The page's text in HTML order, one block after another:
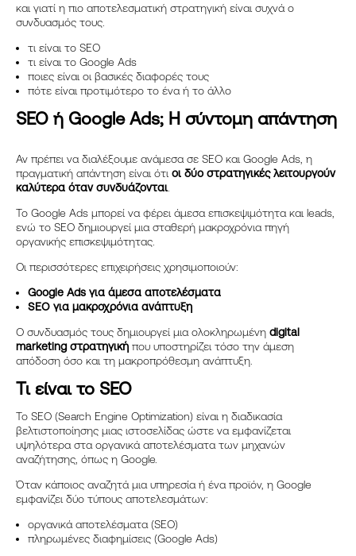
και γιατί η πιο αποτελεσματική στρατηγική είναι συχνά ο
συνδυασμός τους.
τι είναι το SEO
τι είναι το Google Ads
ποιες είναι οι βασικές διαφορές τους
πότε είναι προτιμότερο το ένα ή το άλλο
SEO ή Google Ads; Η σύντομη απάντηση
Αν πρέπει να διαλέξουμε ανάμεσα σε SEO και Google Ads, η
πραγματική απάντηση είναι ότι οι δύο στρατηγικές λειτουργούν
καλύτερα όταν συνδυάζονται
Το Google Ads μπορεί να φέρει άμεσα επισκεψιμότητα και leads,
ενώ το SEO δημιουργεί μια σταθερή μακροχρόνια πηγή
οργανικής επισκεψιμότητας.
Οι περισσότερες επιχειρήσεις χρησιμοποιούν:
Google Ads για άμεσα αποτελέσματα
SEO για μακροχρόνια ανάπτυξη
Ο συνδυασμός τους δημιουργεί μια ολοκληρωμένη digital
marketing στρατηγική που υποστηρίζει τόσο την άμεση
απόδοση όσο και τη μακροπρόθεσμη ανάπτυξη.
Τι είναι το SEO
Το SEO (Search Engine Optimization) είναι η διαδικασία
βελτιστοποίησης μιας ιστοσελίδας ώστε να εμφανίζεται
υψηλότερα στα οργανικά αποτελέσματα των μηχανών
αναζήτησης, όπως η Google.
Όταν κάποιος αναζητά μια υπηρεσία ή ένα προϊόν, η Google
εμφανίζει δύο τύπους αποτελεσμάτων:
οργανικά αποτελέσματα (SEO)
πληρωμένες διαφημίσεις (Google Ads)